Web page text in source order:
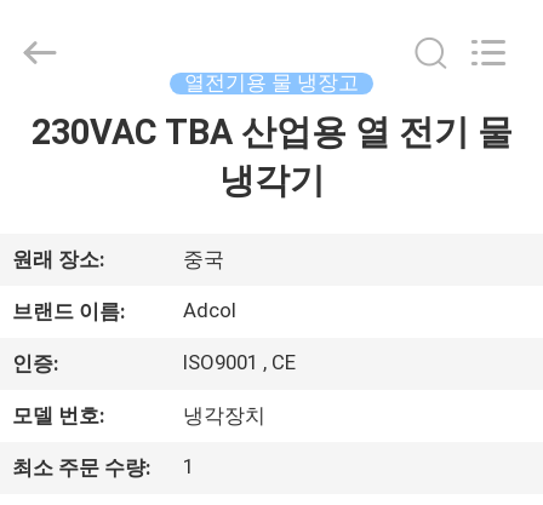
집
품
비
디
2017
(Guangzhou)
열전기용 물 냉장고
230VAC TBA 산업용 열 전기 물
냉각기
원래 장소: 중국
브랜드 이름: Adcol
인증: ISO9001 , CE
모델 번호: 냉각장치
최소 주문 수량: 1